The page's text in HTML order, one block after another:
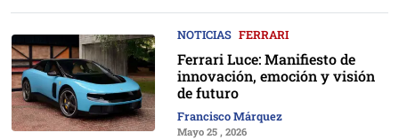
NOTICIAS FERRARI
Ferrari Luce: Manifiesto de
innovación, emoción y visión
de futuro
Francisco Márquez
Mayo 25 , 2026